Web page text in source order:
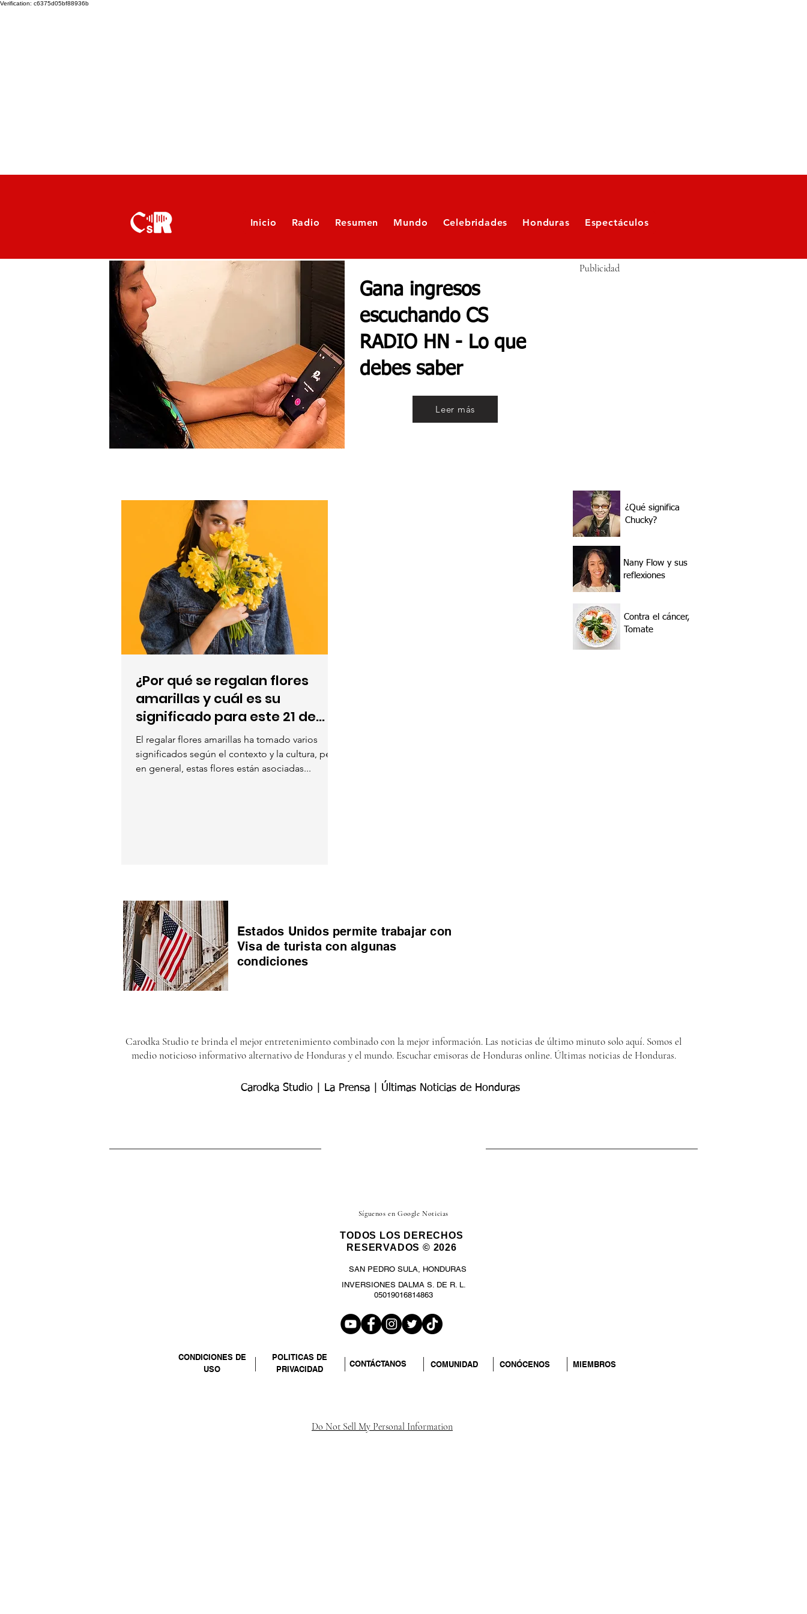
Verification: c6375d05bf88936b
Inicio Radio Resumen Mundo Celebridades Honduras Espectáculos
Gana ingresos
escuchando CS
RADIO HN - Lo que
debes saber
Leer más
Publicidad
¿Por qué se regalan flores
amarillas y cuál es su
significado para este 21 de
septiembre?
El regalar flores amarillas ha tomado varios
significados según el contexto y la cultura, pero
en general, estas flores están asociadas...
¿Qué significa
Chucky?
Nany Flow y sus
reflexiones
Contra el cáncer,
Tomate
Estados Unidos permite trabajar con
Visa de turista con algunas
condiciones
Carodka Studio te brinda el mejor entretenimiento combinado con la mejor información. Las noticias de último minuto solo aquí. Somos el
medio noticioso informativo alternativo de Honduras y el mundo. Escuchar emisoras de Honduras online. Últimas noticias de Honduras.
Carodka Studio | La Prensa | Últimas Noticias de Honduras
Síguenos en Google Noticias
TODOS LOS DERECHOS
RESERVADOS © 2026
SAN PEDRO SULA, HONDURAS
INVERSIONES DALMA S. DE R. L.
05019016814863
CONDICIONES DE
USO
POLITICAS DE
PRIVACIDAD
CONTÁCTANOS COMUNIDAD CONÓCENOS MIEMBROS
Do Not Sell My Personal Information